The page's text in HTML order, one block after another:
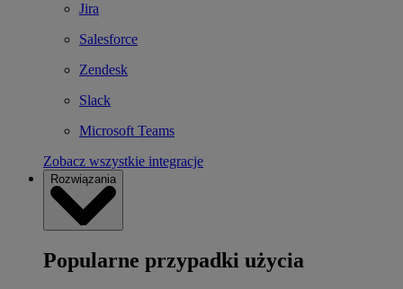
Jira
Salesforce
Zendesk
Slack
Microsoft Teams
Zobacz wszystkie integracje
Rozwiązania
Popularne przypadki użycia